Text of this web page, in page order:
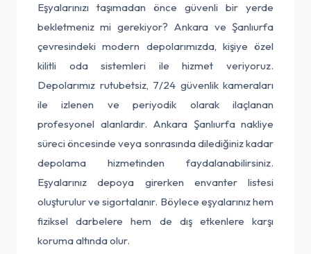
Eşyalarınızı taşımadan önce güvenli bir yerde
bekletmeniz mi gerekiyor? Ankara ve Şanlıurfa
çevresindeki modern depolarımızda, kişiye özel
kilitli oda sistemleri ile hizmet veriyoruz.
Depolarımız rutubetsiz, 7/24 güvenlik kameraları
ile izlenen ve periyodik olarak ilaçlanan
profesyonel alanlardır. Ankara Şanlıurfa nakliye
süreci öncesinde veya sonrasında dilediğiniz kadar
depolama hizmetinden faydalanabilirsiniz.
Eşyalarınız depoya girerken envanter listesi
oluşturulur ve sigortalanır. Böylece eşyalarınız hem
fiziksel darbelere hem de dış etkenlere karşı
koruma altında olur.